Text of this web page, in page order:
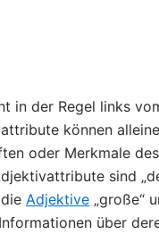
in der Regel links
können
oder Merkmale
sind
Adjektive „große“
über